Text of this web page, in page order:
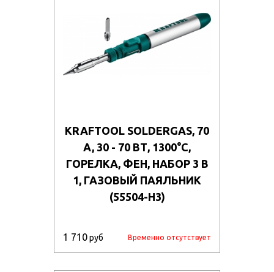
KRAFTOOL SOLDERGAS, 70
A, 30 - 70 ВТ, 1300°С,
ГОРЕЛКА, ФЕН, НАБОР 3 В
1, ГАЗОВЫЙ ПАЯЛЬНИК
(55504-H3)
1 710руб Временно отсутствует